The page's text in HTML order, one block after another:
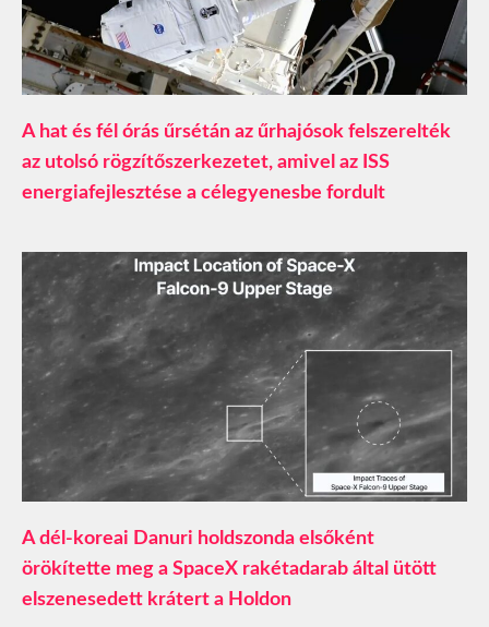
A hat és fél órás űrsétán az űrhajósok felszerelték
az utolsó rögzítőszerkezetet, amivel az ISS
energiafejlesztése a célegyenesbe fordult
A dél-koreai Danuri holdszonda elsőként
örökítette meg a SpaceX rakétadarab által ütött
elszenesedett krátert a Holdon